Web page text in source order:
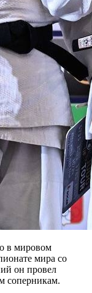
в мировом
мира со
он провел
соперникам.